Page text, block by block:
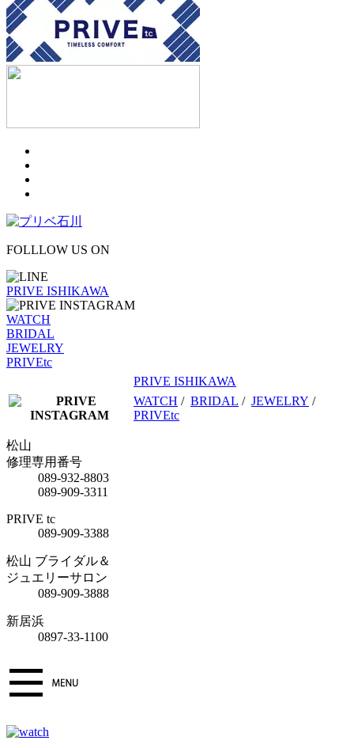
FOLLLOW US ON
PRIVE ISHIKAWA
WATCH
BRIDAL
JEWELRY
PRIVEtc
PRIVE ISHIKAWA
WATCH / BRIDAL / JEWELRY /
PRIVEtc
松山
修理専用番号
089-932-8803
089-909-3311
PRIVE tc
089-909-3388
松山 ブライダル＆
ジュエリーサロン
089-909-3888
新居浜
0897-33-1100